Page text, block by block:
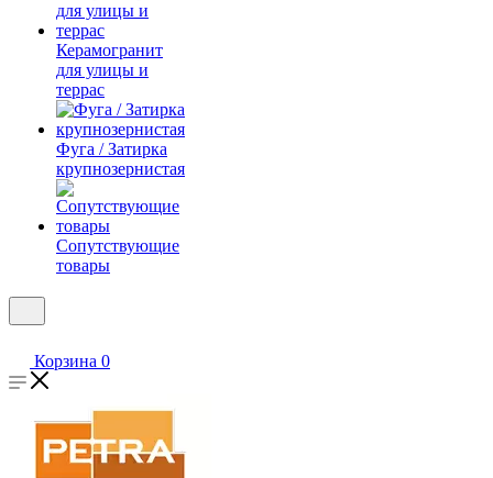
Керамогранит
для улицы и
террас
Фуга / Затирка
крупнозернистая
Сопутствующие
товары
Корзина 0